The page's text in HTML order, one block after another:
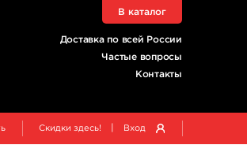
Доставка по всей России
Частые вопросы
Контакты
В каталог
Скидки здесь! Вход